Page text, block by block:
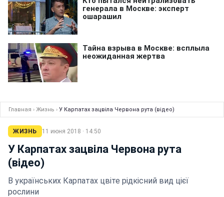
Главная › Жизнь › У Карпатах зацвіла Червона рута (відео)
ЖИЗНЬ 11 июня 2018 · 14:50
У Карпатах зацвіла Червона рута
(відео)
В українських Карпатах цвіте рідкісний вид цієї
рослини